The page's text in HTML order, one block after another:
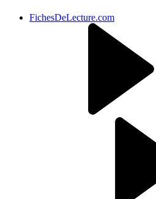
FichesDeLecture.com